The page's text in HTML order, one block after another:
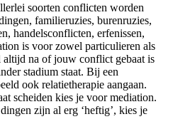
soorten conflicten worden
familieruzies, burenruzies,
handelsconflicten, erfenissen,
is voor zowel particulieren als
na of jouw conflict gebaat is
stadium staat. Bij een
ook relatietherapie aangaan.
scheiden kies je voor mediation.
zijn al erg ‘heftig’, kies je